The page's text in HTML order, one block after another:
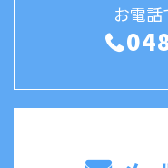
お電